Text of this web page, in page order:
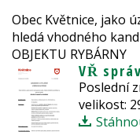
Obec Květnice, jako
hledá vhodného
OBJEKTU RYBÁRNY
VŘ
Poslední
velikost: